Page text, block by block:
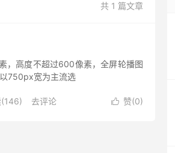
共 1 篇文章
，高度不超过600像素，全屏轮播图
750px宽为主流选
 赞(0)
(146) 去评论